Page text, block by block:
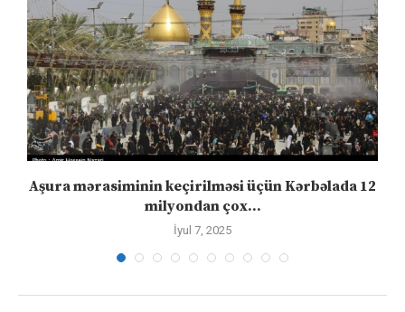
Aşura mərasiminin keçirilməsi üçün Kərbəlada 12
milyondan çox...
İyul 7, 2025